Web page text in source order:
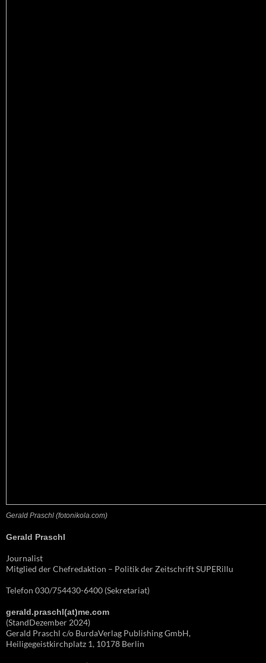
Gerald Praschl (fotonikola.com)
Gerald Praschl
Journalist
Mitglied der Chefredaktion – Politik der Zeitschrift SUPERillu
Telefon 030/754430-6400 (Sekretariat)
gerald.praschl(at)me.com
(StandDezember 2024)
Gerald Praschl c/o BurdaVerlag Publishing GmbH,
Heiligegeistkirchplatz 1, 10178 Berlin